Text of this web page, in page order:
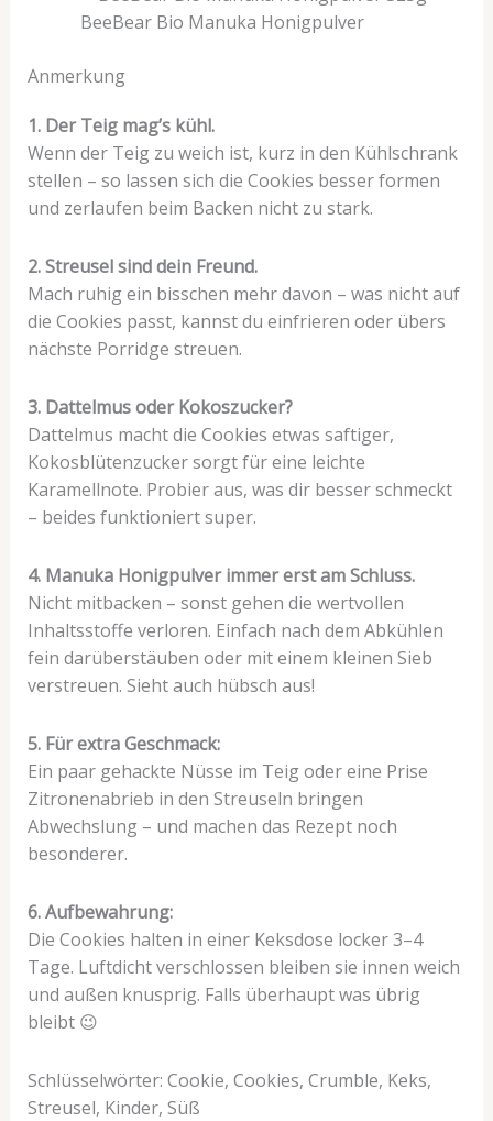
BeeBear Bio Manuka Honigpulver
Anmerkung
1. Der Teig mag’s kühl.
Wenn der Teig zu weich ist, kurz in den Kühlschrank
stellen – so lassen sich die Cookies besser formen
und zerlaufen beim Backen nicht zu stark.
2. Streusel sind dein Freund.
Mach ruhig ein bisschen mehr davon – was nicht auf
die Cookies passt, kannst du einfrieren oder übers
nächste Porridge streuen.
3. Dattelmus oder Kokoszucker?
Dattelmus macht die Cookies etwas saftiger,
Kokosblütenzucker sorgt für eine leichte
Karamellnote. Probier aus, was dir besser schmeckt
– beides funktioniert super.
4. Manuka Honigpulver immer erst am Schluss.
Nicht mitbacken – sonst gehen die wertvollen
Inhaltsstoffe verloren. Einfach nach dem Abkühlen
fein darüberstäuben oder mit einem kleinen Sieb
verstreuen. Sieht auch hübsch aus!
5. Für extra Geschmack:
Ein paar gehackte Nüsse im Teig oder eine Prise
Zitronenabrieb in den Streuseln bringen
Abwechslung – und machen das Rezept noch
besonderer.
6. Aufbewahrung:
Die Cookies halten in einer Keksdose locker 3–4
Tage. Luftdicht verschlossen bleiben sie innen weich
und außen knusprig. Falls überhaupt was übrig
bleibt 😉
Schlüsselwörter: Cookie, Cookies, Crumble, Keks,
Streusel, Kinder, Süß